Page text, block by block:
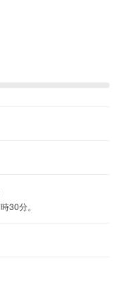
30分。